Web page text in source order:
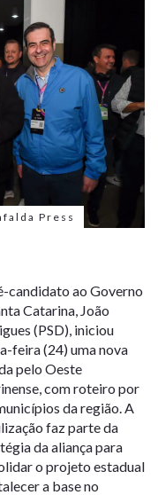
Press
candidato ao Governo
Catarina, João
(PSD), iniciou
feira (24) uma nova
pelo Oeste
com roteiro por
da região. A
faz parte da
da aliança para
o projeto estadual
a base no